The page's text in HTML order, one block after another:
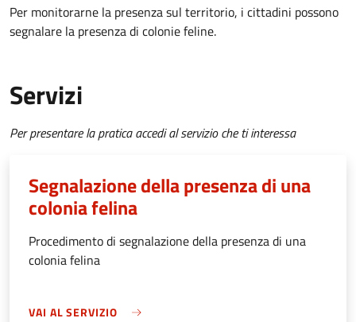
Per monitorarne la presenza sul territorio, i cittadini possono
segnalare la presenza di colonie feline.
Servizi
Per presentare la pratica accedi al servizio che ti interessa
Segnalazione della presenza di una
colonia felina
Procedimento di segnalazione della presenza di una
colonia felina
VAI AL SERVIZIO